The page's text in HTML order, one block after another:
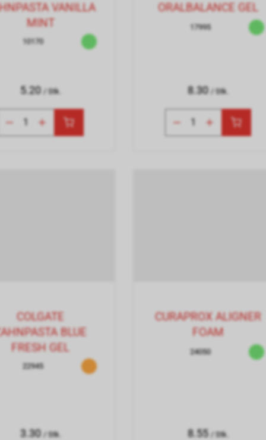
VANILLA
MINT
10170
5.20 / Stk.
ORALBALANCE GEL
17995
8.30 / Stk.
COLGATE
BLUE
FRESH GEL
22945
3.30 / Stk.
CURAPROX ALIGNER
FOAM
24050
8.55 / Stk.